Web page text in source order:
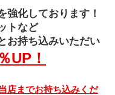
強化しております！
トなど
お持ち込みいただい
UP！
店までお持ち込みくだ